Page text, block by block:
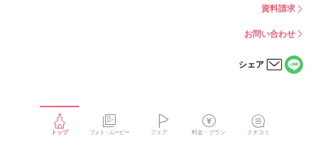
資料請求
お問い合わせ
シェア
る
トップ フォト・ムービー フェア 料金・プラン クチコミ